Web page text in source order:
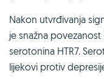
Nakon utvrđivanja
je snažna
serotonina HTR7.
lijekovi protiv